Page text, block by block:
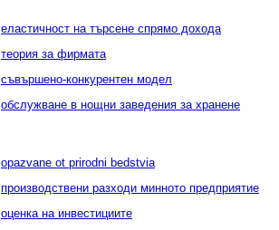
еластичност на търсене спрямо дохода
теория за фирмата
съвършено-конкурентен модел
обслужване в нощни заведения за хранене
opazvane ot prirodni bedstvia
производствени разходи минното предприятие
оценка на инвестициите